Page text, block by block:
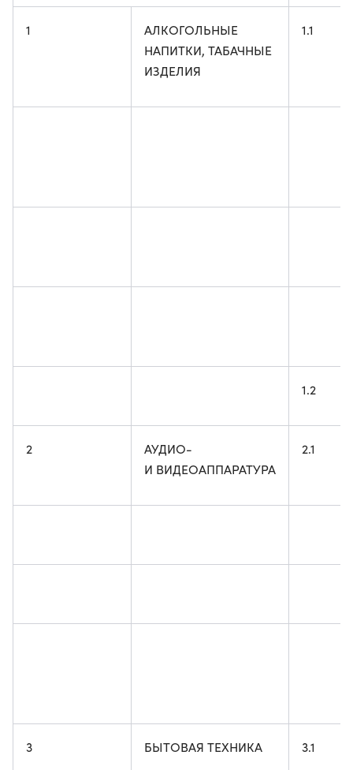
1
АЛКОГОЛЬНЫЕ
НАПИТКИ, ТАБАЧНЫЕ
ИЗДЕЛИЯ
1.1
1.2
2
АУДИО-
И ВИДЕОАППАРАТУРА
2.1
3 БЫТОВАЯ ТЕХНИКА 3.1